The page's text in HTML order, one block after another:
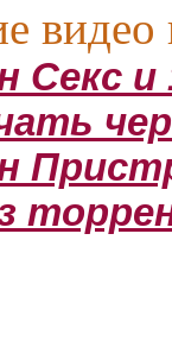
видео
и